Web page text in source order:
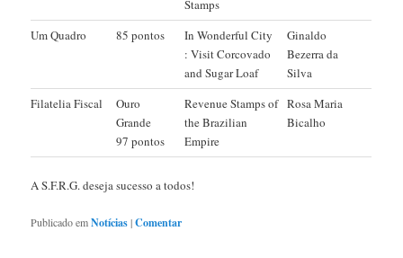
Stamps
Um Quadro 85 pontos
In Wonderful City
: Visit Corcovado
and Sugar Loaf
Ginaldo
Bezerra da
Silva
Filatelia Fiscal
Ouro
Grande
97 pontos
Revenue Stamps of
the Brazilian
Empire
Rosa Maria
Bicalho
A S.F.R.G. deseja sucesso a todos!
Publicado emNotícias|Comentar